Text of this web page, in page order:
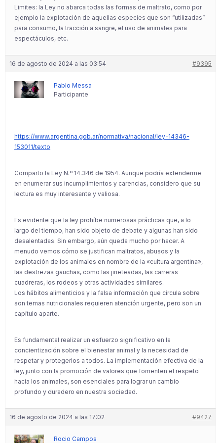
Limites: la Ley no abarca todas las formas de maltrato, como por
ejemplo la explotación de aquellas especies que son “utilizadas”
para consumo, la tracción a sangre, el uso de animales para
espectáculos, etc.
16 de agosto de 2024 a las 03:54 #9395
Pablo Messa
Participante
https://www.argentina.gob.ar/normativa/nacional/ley-14346-
153011/texto
Comparto la Ley N.º 14.346 de 1954. Aunque podría extenderme
en enumerar sus incumplimientos y carencias, considero que su
lectura es muy interesante y valiosa.
Es evidente que la ley prohíbe numerosas prácticas que, a lo
largo del tiempo, han sido objeto de debate y algunas han sido
desalentadas. Sin embargo, aún queda mucho por hacer. A
menudo vemos cómo se justifican maltratos, abusos y la
explotación de los animales en nombre de la «cultura argentina»,
las destrezas gauchas, como las jineteadas, las carreras
cuadreras, los rodeos y otras actividades similares.
Los hábitos alimenticios y la falsa información que circula sobre
son temas nutricionales requieren atención urgente, pero son un
capítulo aparte.
Es fundamental realizar un esfuerzo significativo en la
concientización sobre el bienestar animal y la necesidad de
respetar y protegerlos a todos. La implementación efectiva de la
ley, junto con la promoción de valores que fomenten el respeto
hacia los animales, son esenciales para lograr un cambio
profundo y duradero en nuestra sociedad.
16 de agosto de 2024 a las 17:02 #9427
Rocio Campos